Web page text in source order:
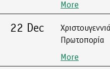
More
22 Dec
Πρωτοπορία
More